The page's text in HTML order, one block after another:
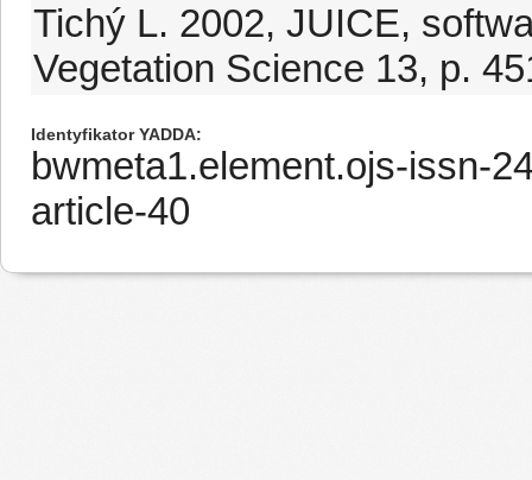
Tichý L. 2002, JUICE,
Vegetation Science 13, p.
Identyfikator YADDA
bwmeta1.element.ojs-issn-
article-40